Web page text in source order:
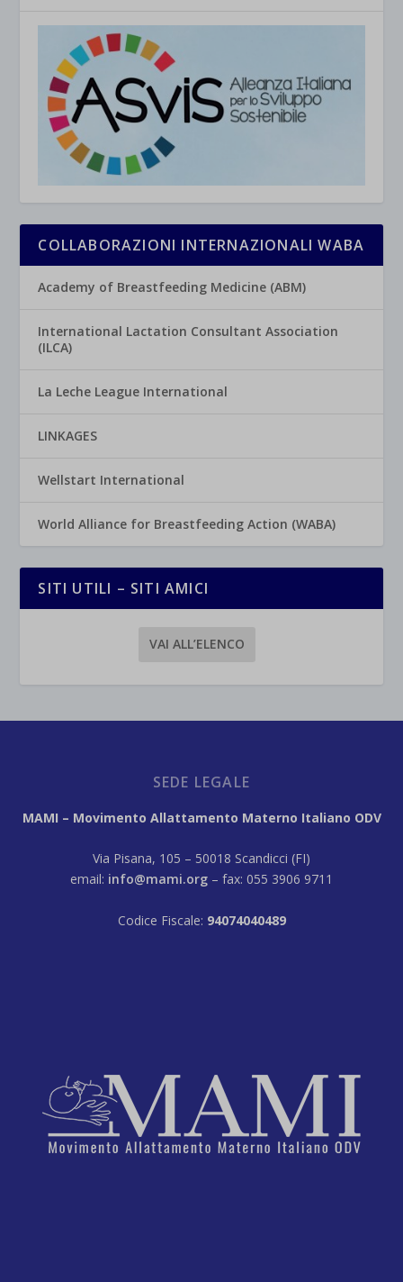
COLLABORAZIONI INTERNAZIONALI WABA
Academy of Breastfeeding Medicine (ABM)
International Lactation Consultant Association
(ILCA)
La Leche League International
LINKAGES
Wellstart International
World Alliance for Breastfeeding Action (WABA)
SITI UTILI – SITI AMICI
VAI ALL’ELENCO
SEDE LEGALE
MAMI – Movimento Allattamento Materno Italiano ODV
Via Pisana, 105 – 50018 Scandicci (FI)
email: info@mami.org – fax: 055 3906 9711
Codice Fiscale: 94074040489